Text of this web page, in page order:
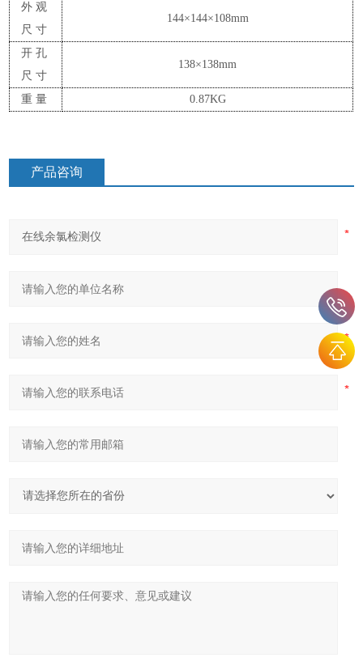
外观
尺寸
144×144×108mm
开孔
尺寸
138×138mm
重量 0.87KG
产品咨询